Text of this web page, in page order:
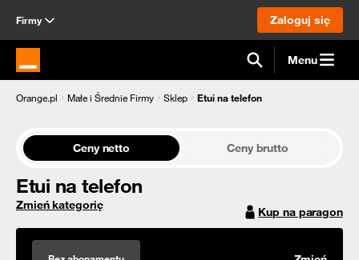
Firmy Zaloguj się
Strona główna Orange.pl Menu
Orange.pl Małe i Średnie Firmy Sklep Etui na telefon
Ceny netto Ceny brutto
Etui na telefon
Zmień kategorię Kup na paragon